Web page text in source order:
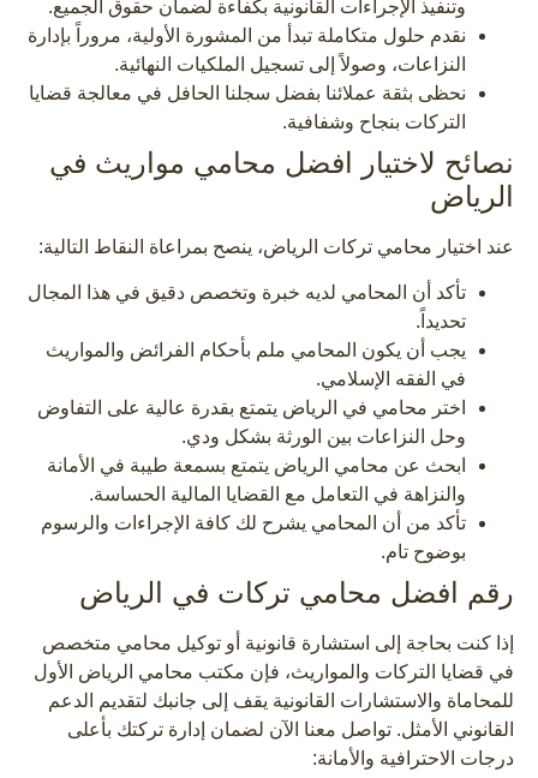
وتنفيذ الإجراءات القانونية بكفاءة لضمان حقوق الجميع.
نقدم حلول متكاملة تبدأ من المشورة الأولية، مروراً بإدارة
النزاعات، وصولاً إلى تسجيل الملكيات النهائية.
نحظى بثقة عملائنا بفضل سجلنا الحافل في معالجة قضايا
التركات بنجاح وشفافية.
نصائح لاختيار افضل محامي مواريث في
الرياض
عند اختيار محامي تركات الرياض، ينصح بمراعاة النقاط التالية:
تأكد أن المحامي لديه خبرة وتخصص دقيق في هذا المجال
تحديداً.
يجب أن يكون المحامي ملم بأحكام الفرائض والمواريث
في الفقه الإسلامي.
اختر محامي في الرياض يتمتع بقدرة عالية على التفاوض
وحل النزاعات بين الورثة بشكل ودي.
ابحث عن محامي الرياض يتمتع بسمعة طيبة في الأمانة
والنزاهة في التعامل مع القضايا المالية الحساسة.
تأكد من أن المحامي يشرح لك كافة الإجراءات والرسوم
بوضوح تام.
رقم افضل محامي تركات في الرياض
إذا كنت بحاجة إلى استشارة قانونية أو توكيل محامي متخصص
في قضايا التركات والمواريث، فإن مكتب محامي الرياض الأول
للمحاماة والاستشارات القانونية يقف إلى جانبك لتقديم الدعم
القانوني الأمثل. تواصل معنا الآن لضمان إدارة تركتك بأعلى
درجات الاحترافية والأمانة: